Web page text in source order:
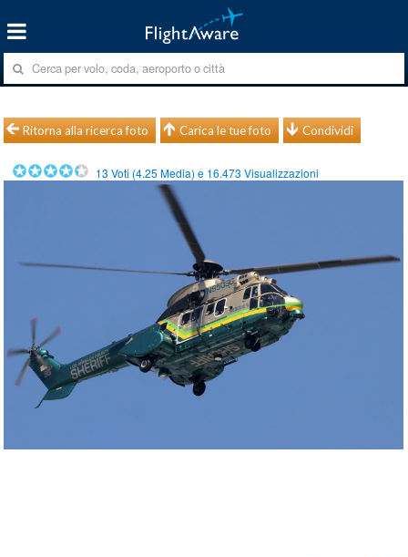
Ritorna alla ricerca foto Carica le tue foto Condividi
13 Voti (4.25 Media) e 16.473 Visualizzazioni